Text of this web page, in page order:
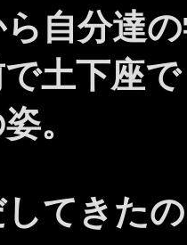
自分達
土下座
。
てきた